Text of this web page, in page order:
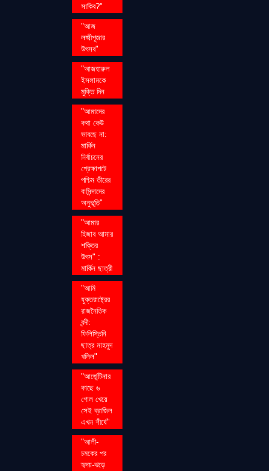
সাকিব?"
"আজ
লক্ষ্মীপূজার
উৎসব"
"আজহারুল
ইসলামকে
মুক্তি দিন
"আমাদের
কথা কেউ
ভাবছে না:
মার্কিন
নির্বাচনের
প্রেক্ষাপটে
পশ্চিম তীরের
বাসিন্দাদের
অনুভূতি"
"আমার
হিজাব আমার
শক্তির
উৎস" :
মার্কিন ছাত্রী
"আমি
যুক্তরাষ্ট্রের
রাজনৈতিক
বন্দী:
ফিলিস্তিনি
ছাত্র মাহমুদ
খলিল"
"আর্জেন্টিনার
কাছে ৬
গোল খেয়ে
সেই ব্রাজিল
এখন শীর্ষে"
"আলী-
চমকের পর
হৃদয়-ঝড়ে